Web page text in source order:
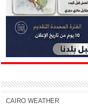
CAIRO WEATHER